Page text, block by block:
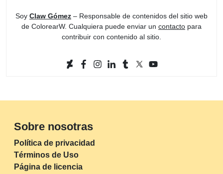
Soy Claw Gómez – Responsable de contenidos del sitio web
de ColorearW. Cualquiera puede enviar un contacto para
contribuir con contenido al sitio.
Sobre nosotras
Política de privacidad
Términos de Uso
Página de licencia